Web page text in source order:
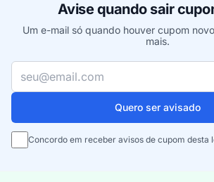
Avise quando sair
Um e-mail só quando houver cupom
mais.
Quero ser avisado
Concordo em receber avisos de cupom desta